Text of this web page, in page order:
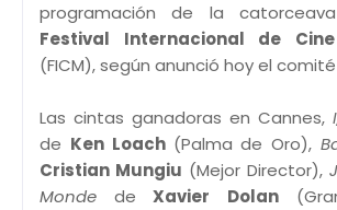
programación de la
Festival Internacional de
(FICM), según anunció hoy el
Las cintas ganadoras en Cannes,
de Ken Loach (Palma de Oro),
Cristian Mungiu (Mejor Director),
Monde de Xavier Dolan